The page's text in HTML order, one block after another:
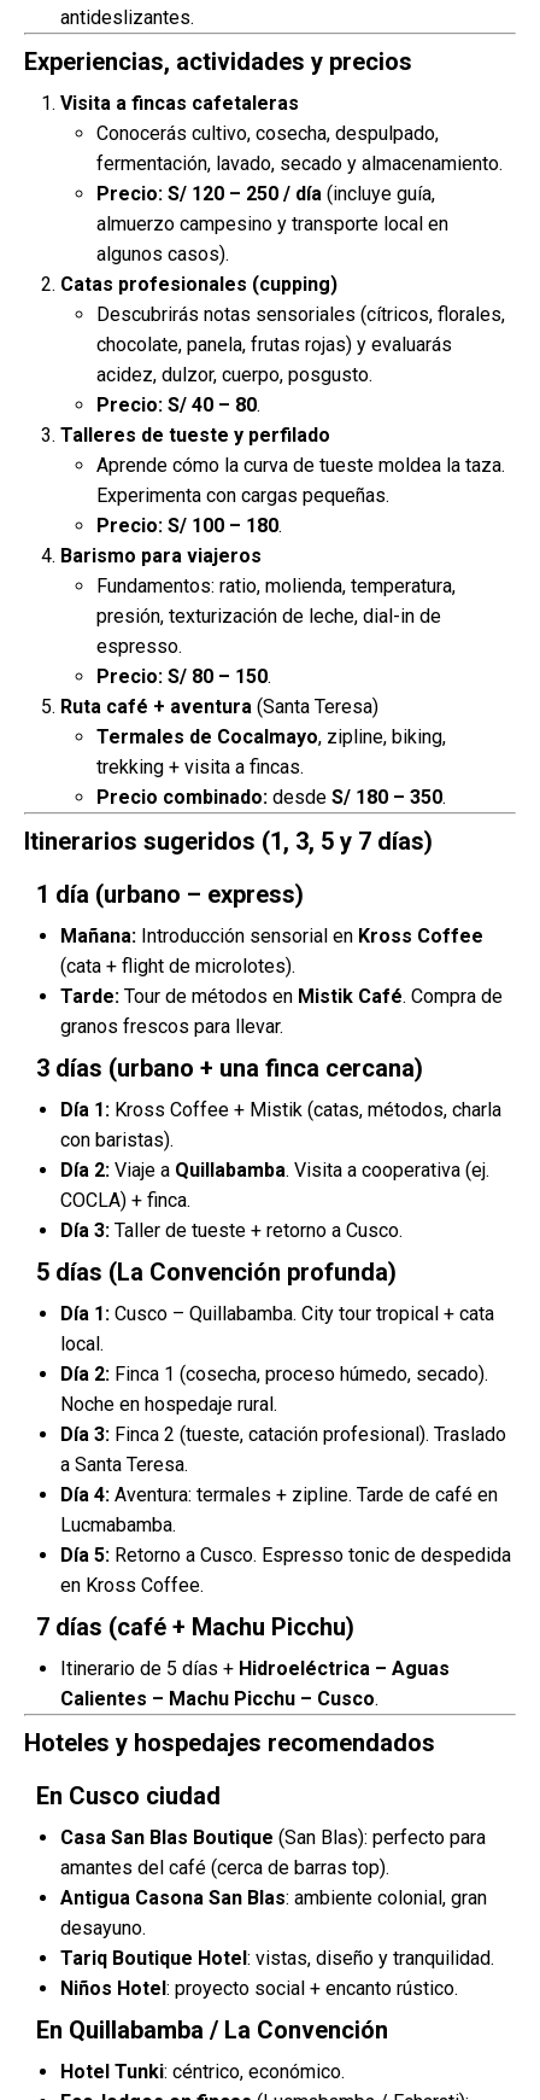
antideslizantes.
Experiencias, actividades y precios
Visita a fincas cafetaleras
Conocerás cultivo, cosecha, despulpado,
fermentación, lavado, secado y almacenamiento.
Precio: S/ 120 – 250 / día (incluye guía,
almuerzo campesino y transporte local en
algunos casos).
Catas profesionales (cupping)
Descubrirás notas sensoriales (cítricos, florales,
chocolate, panela, frutas rojas) y evaluarás
acidez, dulzor, cuerpo, posgusto.
Precio: S/ 40 – 80.
Talleres de tueste y perfilado
Aprende cómo la curva de tueste moldea la taza.
Experimenta con cargas pequeñas.
Precio: S/ 100 – 180.
Barismo para viajeros
Fundamentos: ratio, molienda, temperatura,
presión, texturización de leche, dial-in de
espresso.
Precio: S/ 80 – 150.
Ruta café + aventura (Santa Teresa)
Termales de Cocalmayo, zipline, biking,
trekking + visita a fincas.
Precio combinado: desde S/ 180 – 350.
Itinerarios sugeridos (1, 3, 5 y 7 días)
1 día (urbano – express)
Mañana: Introducción sensorial en Kross Coffee
(cata + flight de microlotes).
Tarde: Tour de métodos en Mistik Café. Compra de
granos frescos para llevar.
3 días (urbano + una finca cercana)
Día 1: Kross Coffee + Mistik (catas, métodos, charla
con baristas).
Día 2: Viaje a Quillabamba. Visita a cooperativa (ej.
COCLA) + finca.
Día 3: Taller de tueste + retorno a Cusco.
5 días (La Convención profunda)
Día 1: Cusco – Quillabamba. City tour tropical + cata
local.
Día 2: Finca 1 (cosecha, proceso húmedo, secado).
Noche en hospedaje rural.
Día 3: Finca 2 (tueste, catación profesional). Traslado
a Santa Teresa.
Día 4: Aventura: termales + zipline. Tarde de café en
Lucmabamba.
Día 5: Retorno a Cusco. Espresso tonic de despedida
en Kross Coffee.
7 días (café + Machu Picchu)
Itinerario de 5 días + Hidroeléctrica – Aguas
Calientes – Machu Picchu – Cusco.
Hoteles y hospedajes recomendados
En Cusco ciudad
Casa San Blas Boutique (San Blas): perfecto para
amantes del café (cerca de barras top).
Antigua Casona San Blas: ambiente colonial, gran
desayuno.
Tariq Boutique Hotel: vistas, diseño y tranquilidad.
Niños Hotel: proyecto social + encanto rústico.
En Quillabamba / La Convención
Hotel Tunki: céntrico, económico.